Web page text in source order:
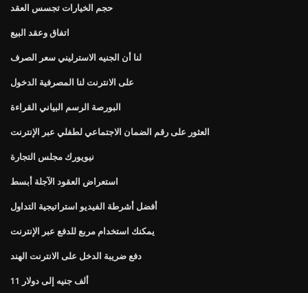
حجم الخيارات تجسس العقد
اتفاق وعقد البيع
لنا أن الجنيه الاسترليني سعر الصرف
على الانترنت لنا المصرفية الدخول
البورصة الرسم البياني القراءة
العثور على رقم الضمان الاجتماعي لطفلي عبر الإنترنت
نيويورك مجلس التجارة
استعراض العقود الآجلة أبسط
أفضل أشرطة الفيديو استراتيجية التداول
يمكنك استخدام مربع للدفع عبر الإنترنت
دفع ضريبة الدخل على الانترنت الهند
11 ألف جنيه إلى دولار